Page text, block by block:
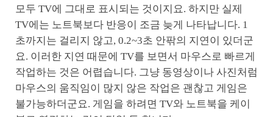
모두 TV에 그대로 표시되는 것이지요. 하지만 실제
TV에는 노트북보다 반응이 조금 늦게 나타납니다. 1
초까지는 걸리지 않고, 0.2~3초 안팎의 지연이 있더군
요. 이러한 지연 때문에 TV를 보면서 마우스로 빠르게
작업하는 것은 어렵습니다. 그냥 동영상이나 사진처럼
마우스의 움직임이 많지 않은 작업은 괜찮고 게임은
불가능하더군요. 게임을 하려면 TV와 노트북을 케이